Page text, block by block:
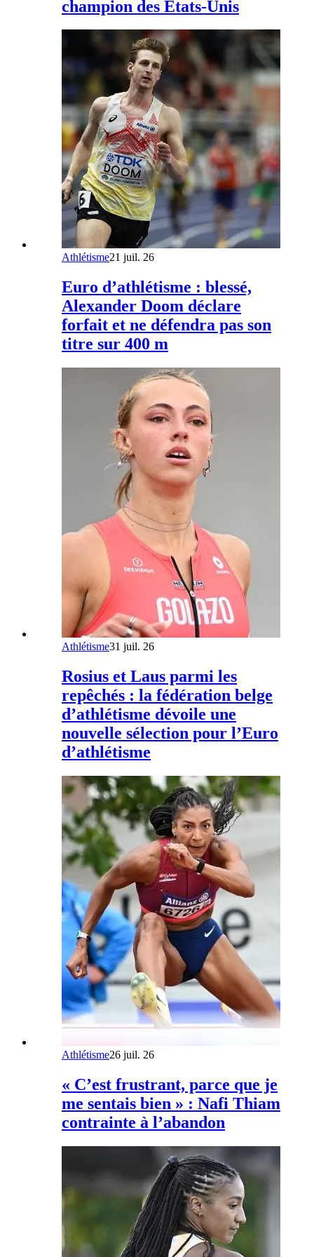
champion des Etats-Unis
Athlétisme21 juil. 26
Euro d’athlétisme : blessé,
Alexander Doom déclare
forfait et ne défendra pas son
titre sur 400 m
Athlétisme31 juil. 26
Rosius et Laus parmi les
repêchés : la fédération belge
d’athlétisme dévoile une
nouvelle sélection pour l’Euro
d’athlétisme
Athlétisme26 juil. 26
« C’est frustrant, parce que je
me sentais bien » : Nafi Thiam
contrainte à l’abandon